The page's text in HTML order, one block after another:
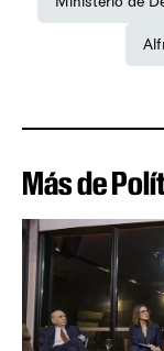
Más de